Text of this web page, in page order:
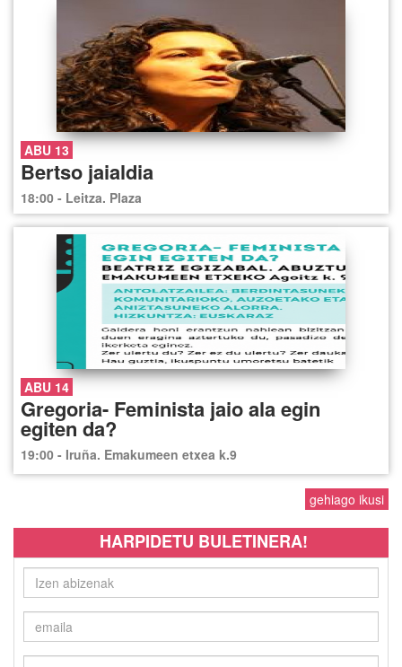
ABU 13
Bertso jaialdia
18:00 - Leitza. Plaza
ABU 14
Gregoria- Feminista jaio ala egin
egiten da?
19:00 - Iruña. Emakumeen etxea k.9
gehiago ikusi
HARPIDETU BULETINERA!